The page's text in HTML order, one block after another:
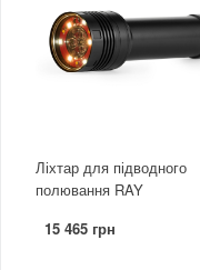
Ліхтар для підводного
полювання RAY
15 465 грн